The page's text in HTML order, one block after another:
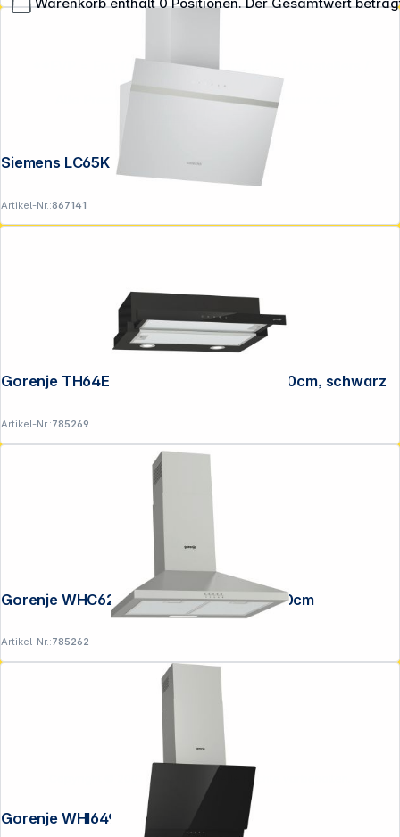
Siemens LC65KDK20 IQ100 Schrägesse
Artikel-Nr.:867141
Gorenje TH64E4BG Flachschirmhaube 60cm, schwarz
Artikel-Nr.:785269
Gorenje WHC629E4X-DE Kaminhaube, 60cm
Artikel-Nr.:785262
Gorenje WHI649EXBG kopffrei, 60cm
**EVP = Empfohlener Verkaufspreis des Herstellers /
Lieferanten zzgl. 19% Mwst.
Alle Preise exkl. gesetzl. Mehrwertsteuer zzgl.
Copyright © 2001 - 2026 DGH - Alle Rechte vorbehalten.